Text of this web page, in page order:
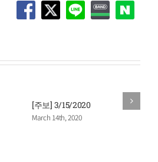
[주보] 3/15/2020
March 14th, 2020